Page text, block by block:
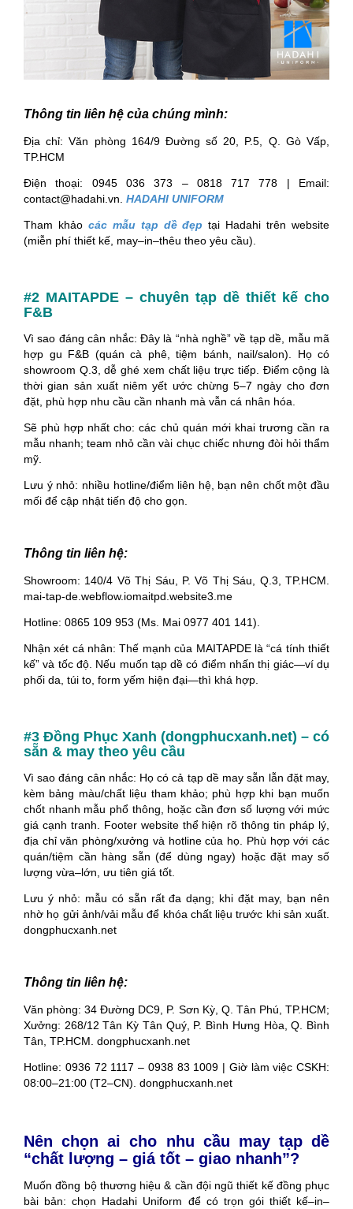
Thông tin liên hệ của chúng mình:
Địa chỉ: Văn phòng 164/9 Đường số 20, P.5, Q. Gò Vấp,
TP.HCM
Điện thoại: 0945 036 373 – 0818 717 778 | Email:
contact@hadahi.vn. HADAHI UNIFORM
Tham khảo các mẫu tạp dề đẹp tại Hadahi trên website
(miễn phí thiết kế, may–in–thêu theo yêu cầu).
#2 MAITAPDE – chuyên tạp dề thiết kế cho
F&B
Vì sao đáng cân nhắc: Đây là “nhà nghề” về tạp dề, mẫu mã
hợp gu F&B (quán cà phê, tiệm bánh, nail/salon). Họ có
showroom Q.3, dễ ghé xem chất liệu trực tiếp. Điểm cộng là
thời gian sản xuất niêm yết ước chừng 5–7 ngày cho đơn
đặt, phù hợp nhu cầu cần nhanh mà vẫn cá nhân hóa.
Sẽ phù hợp nhất cho: các chủ quán mới khai trương cần ra
mẫu nhanh; team nhỏ cần vài chục chiếc nhưng đòi hỏi thẩm
mỹ.
Lưu ý nhỏ: nhiều hotline/điểm liên hệ, bạn nên chốt một đầu
mối để cập nhật tiến độ cho gọn.
Thông tin liên hệ:
Showroom: 140/4 Võ Thị Sáu, P. Võ Thị Sáu, Q.3, TP.HCM.
mai-tap-de.webflow.iomaitpd.website3.me
Hotline: 0865 109 953 (Ms. Mai 0977 401 141).
Nhận xét cá nhân: Thế mạnh của MAITAPDE là “cá tính thiết
kế” và tốc độ. Nếu muốn tạp dề có điểm nhấn thị giác—ví dụ
phối da, túi to, form yếm hiện đại—thì khá hợp.
#3 Đồng Phục Xanh (dongphucxanh.net) – có
sẵn & may theo yêu cầu
Vì sao đáng cân nhắc: Họ có cả tạp dề may sẵn lẫn đặt may,
kèm bảng màu/chất liệu tham khảo; phù hợp khi bạn muốn
chốt nhanh mẫu phổ thông, hoặc cần đơn số lượng với mức
giá cạnh tranh. Footer website thể hiện rõ thông tin pháp lý,
địa chỉ văn phòng/xưởng và hotline của họ. Phù hợp với các
quán/tiệm cần hàng sẵn (để dùng ngay) hoặc đặt may số
lượng vừa–lớn, ưu tiên giá tốt.
Lưu ý nhỏ: mẫu có sẵn rất đa dạng; khi đặt may, bạn nên
nhờ họ gửi ảnh/vải mẫu để khóa chất liệu trước khi sản xuất.
dongphucxanh.net
Thông tin liên hệ:
Văn phòng: 34 Đường DC9, P. Sơn Kỳ, Q. Tân Phú, TP.HCM;
Xưởng: 268/12 Tân Kỳ Tân Quý, P. Bình Hưng Hòa, Q. Bình
Tân, TP.HCM. dongphucxanh.net
Hotline: 0936 72 1117 – 0938 83 1009 | Giờ làm việc CSKH:
08:00–21:00 (T2–CN). dongphucxanh.net
Nên chọn ai cho nhu cầu may tạp dề
“chất lượng – giá tốt – giao nhanh”?
Muốn đồng bộ thương hiệu & cần đội ngũ thiết kế đồng phục
bài bản: chọn Hadahi Uniform để có trọn gói thiết kế–in–